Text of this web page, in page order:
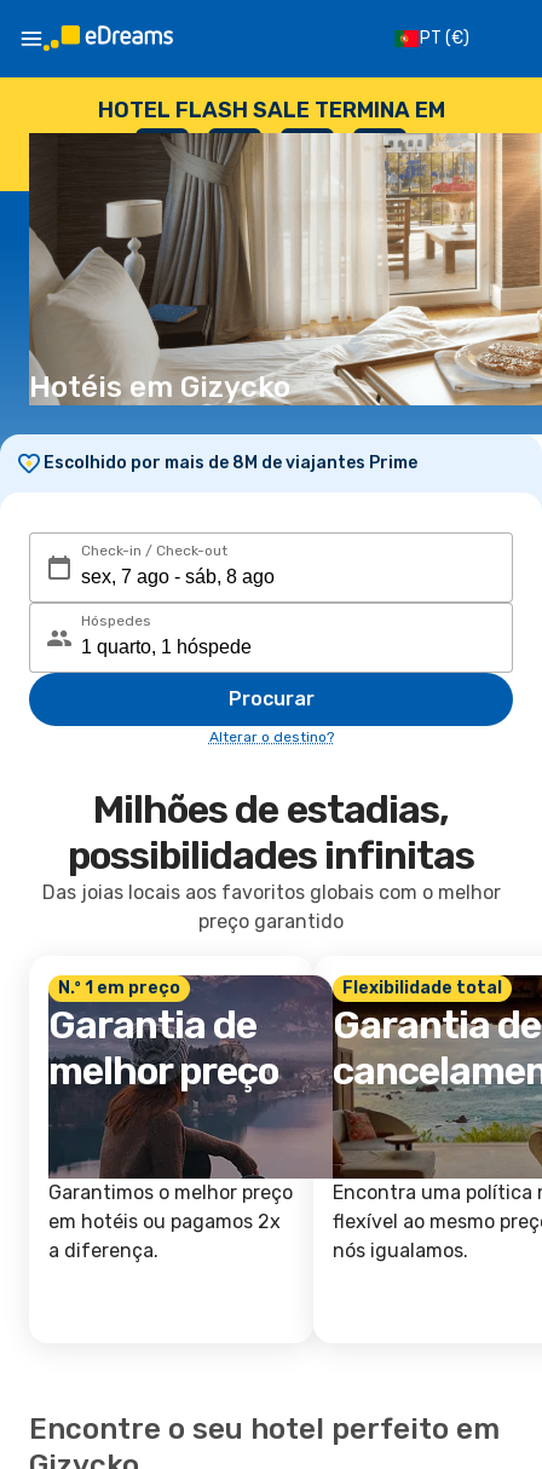
PT (€)
HOTEL FLASH SALE TERMINA EM
--
DIAS
: --
HORAS
: --
SEGUNDOS
Hotéis em Gizycko
Escolhido por mais de 8M de viajantes Prime
Check-in / Check-out
Hóspedes
Procurar
Alterar o destino?
Milhões de estadias,
possibilidades infinitas
Das joias locais aos favoritos globais com o melhor
preço garantido
N.º 1 em preço
Garantia de
melhor preço
Garantimos o melhor preço
em hotéis ou pagamos 2x
a diferença.
Flexibilidade total
Garantia de
Encontra uma política
flexível ao mesmo
nós igualamos.
Encontre o seu hotel perfeito em